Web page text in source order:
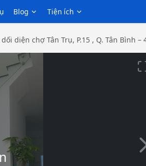
Blog Tiện ích
diện chợ Tân Trụ, P.15 , Q. Tân Bình –